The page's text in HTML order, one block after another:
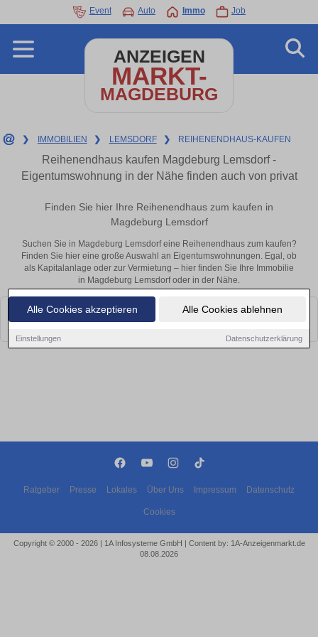
Alle Cookies akzeptieren Alle Cookies ablehnen
Einstellungen Datenschutzerklärung
Event Auto Immo Job
ANZEIGEN
MARKT-
MAGDEBURG
❯ IMMOBILIEN ❯ LEMSDORF ❯ REIHENENDHAUS-KAUFEN
Reihenendhaus kaufen Magdeburg Lemsdorf -
Eigentumswohnung in der Nähe finden auch von privat
Finden Sie hier Ihre Reihenendhaus zum kaufen in
Magdeburg Lemsdorf
Suchen Sie in Magdeburg Lemsdorf eine Reihenendhaus zum kaufen?
Finden Sie hier eine große Auswahl an Eigentumswohnungen. Egal, ob
als Kapitalanlage oder zur Vermietung – hier finden Sie Ihre Immobilie
in Magdeburg Lemsdorf oder in der Nähe.
Leider konnten wir derzeit keine passenden Objekte finden. Schauen Sie
bald wieder vorbei!
Ratgeber Presse Lokales Über Uns Impressum Datenschutz
Cookies
Copyright © 2000 - 2026 | 1A Infosysteme GmbH | Content by: 1A-Anzeigenmarkt.de
08.08.2026